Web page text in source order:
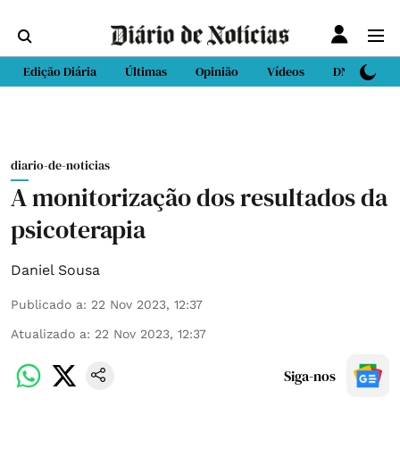
Edição Diária Últimas Opinião Vídeos DN Sport
diario-de-noticias
A monitorização dos resultados da
psicoterapia
Daniel Sousa
Publicado a: 22 Nov 2023, 12:37
Atualizado a: 22 Nov 2023, 12:37
Siga-nos